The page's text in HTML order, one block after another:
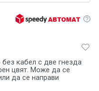
кабел с две гнезда
цвят. Може да се
да се направи